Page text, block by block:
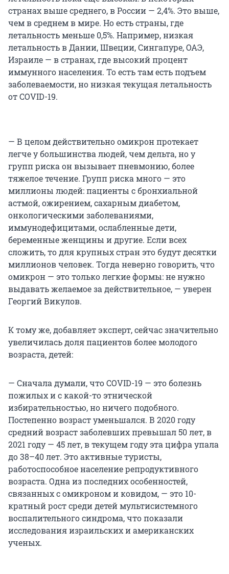
странах выше среднего, в России — 2,4%. Это выше,
чем в среднем в мире. Но есть страны, где
летальность меньше 0,5%. Например, низкая
летальность в Дании, Швеции, Сингапуре, ОАЭ,
Израиле — в странах, где высокий процент
иммунного населения. То есть там есть подъем
заболеваемости, но низкая текущая летальность
от COVID-19.
— В целом действительно омикрон протекает
легче у большинства людей, чем дельта, но у
групп риска он вызывает пневмонию, более
тяжелое течение. Групп риска много — это
миллионы людей: пациенты с бронхиальной
астмой, ожирением, сахарным диабетом,
онкологическими заболеваниями,
иммунодефицитами, ослабленные дети,
беременные женщины и другие. Если всех
сложить, то для крупных стран это будут десятки
миллионов человек. Тогда неверно говорить, что
омикрон — это только легкие формы: не нужно
выдавать желаемое за действительное, — уверен
Георгий Викулов.
К тому же, добавляет эксперт, сейчас значительно
увеличилась доля пациентов более молодого
возраста, детей:
— Сначала думали, что COVID-19 — это болезнь
пожилых и с какой-то этнической
избирательностью, но ничего подобного.
Постепенно возраст уменьшался. В 2020 году
средний возраст заболевших превышал 50 лет, в
2021 году — 45 лет, в текущем году эта цифра упала
до 38–40 лет. Это активные туристы,
работоспособное население репродуктивного
возраста. Одна из последних особенностей,
связанных с омикроном и ковидом, — это 10-
кратный рост среди детей мультисистемного
воспалительного синдрома, что показали
исследования израильских и американских
ученых.